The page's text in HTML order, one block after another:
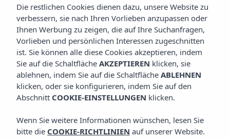
Galerie
Galerie
Vibra Blanc Palace Aparthotel
Die restlichen Cookies dienen dazu, unsere Website zu
verbessern, sie nach Ihren Vorlieben anzupassen oder
Ihnen Werbung zu zeigen, die auf Ihre Suchanfragen,
Vorlieben und persönlichen Interessen zugeschnitten
ist. Sie können alle diese Cookies akzeptieren, indem
Sie auf die Schaltfläche AKZEPTIEREN klicken, sie
ablehnen, indem Sie auf die Schaltfläche ABLEHNEN
klicken, oder sie konfigurieren, indem Sie auf den
Abschnitt COOKIE-EINSTELLUNGEN klicken.
Wenn Sie weitere Informationen wünschen, lesen Sie
bitte die COOKIE-RICHTLINIEN auf unserer Website.